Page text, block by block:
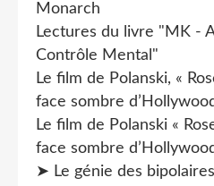
Monarch
Lectures du livre "MK -
Contrôle Mental"
Le film de Polanski, «
face sombre
Le film de Polanski «
face sombre
➤ Le génie des bipolaires